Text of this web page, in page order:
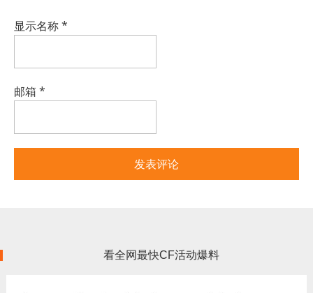
显示名称*
邮箱 *
看全网最快CF活动爆料